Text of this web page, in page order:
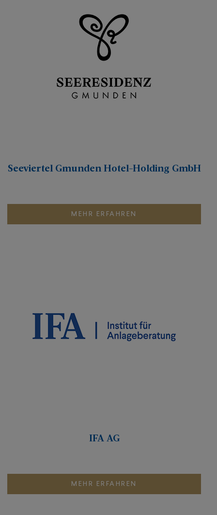
Seeviertel Gmunden Hotel-Holding GmbH
MEHR ERFAHREN
IFA AG
MEHR ERFAHREN